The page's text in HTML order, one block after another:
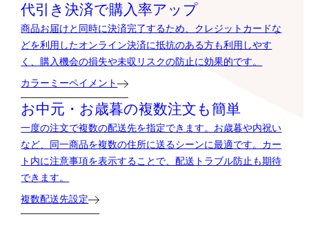
代引き決済で購入率アップ
商品お届けと同時に決済完了するため、クレジットカードな
どを利用したオンライン決済に抵抗のある方も利用しやす
く、購入機会の損失や未収リスクの防止に効果的です。
カラーミーペイメント
お中元・お歳暮の複数注文も簡単
一度の注文で複数の配送先を指定できます。お歳暮や内祝い
など、同一商品を複数の住所に送るシーンに最適です。カー
ト内に注意事項を表示することで、配送トラブル防止も期待
できます。
複数配送先設定